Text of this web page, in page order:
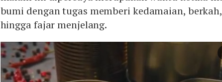
bumi dengan tugas memberi kedamaian,
hingga fajar menjelang.